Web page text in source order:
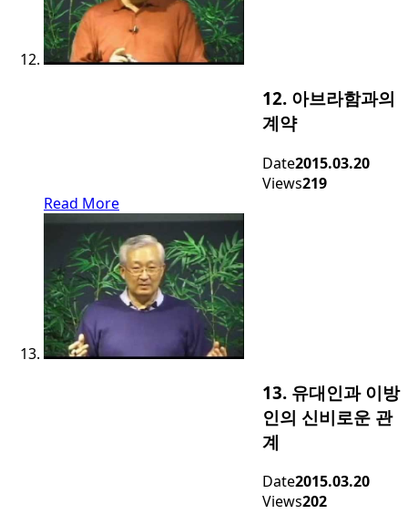
12. 아브라함과의
계약
Date2015.03.20
Views219
Read More
13. 유대인과 이방
인의 신비로운 관
계
Date2015.03.20
Views202